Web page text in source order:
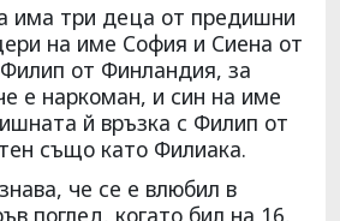
има три деца от предишни
на име София и Сиена от
от Финландия, за
е наркоман, и син на име
й връзка с Филип от
също като Филиака.
че се е влюбил в
поглед, когато бил на 16,